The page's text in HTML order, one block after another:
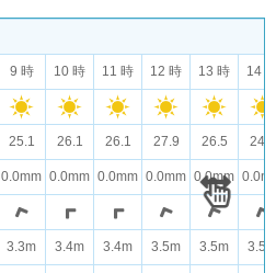
9 時 10 時 11 時 12 時 13 時 14
25.1 26.1 26.1 27.9 26.5 24.7
0.0mm 0.0mm 0.0mm 0.0mm 0.0mm
3.3m 3.4m 3.4m 3.5m 3.5m 3.5m